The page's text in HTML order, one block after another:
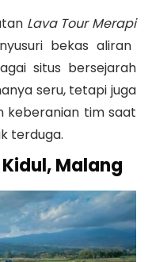
Lava Tour Merapi
bekas aliran
situs bersejarah
seru, tetapi juga
keberanian tim saat
terduga.
Malang